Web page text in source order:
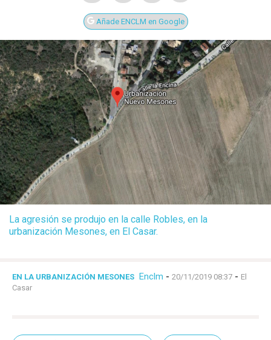
Añade ENCLM en Google
La agresión se produjo en la calle Robles, en la
urbanización Mesones, en El Casar.
EN LA URBANIZACIÓN MESONES Enclm - 20/11/2019 08:37 - El
Casar